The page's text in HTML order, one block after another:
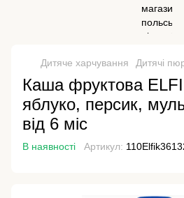
Дитяче харчування Дитячі
Каша фруктова
яблуко, персик,
від 6 міс
В наявності Артикул: